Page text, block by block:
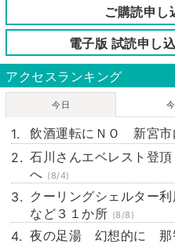
ご購読申し
電子版 試読申し
アクセスランキング
今日
飲酒運転にＮＯ 新宮市
石川さんエベレスト登
へ (8/4)
クーリングシェルター
など３１か所 (8/8)
夜の足湯 幻想的に 那